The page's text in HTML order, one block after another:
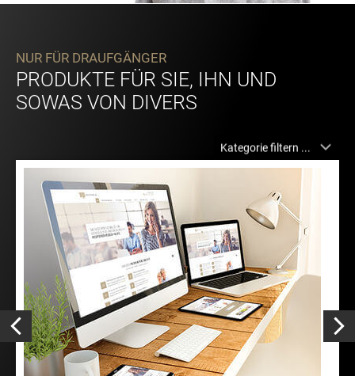
NUR FÜR DRAUFGÄNGER
PRODUKTE FÜR SIE, IHN UND
SOWAS VON DIVERS